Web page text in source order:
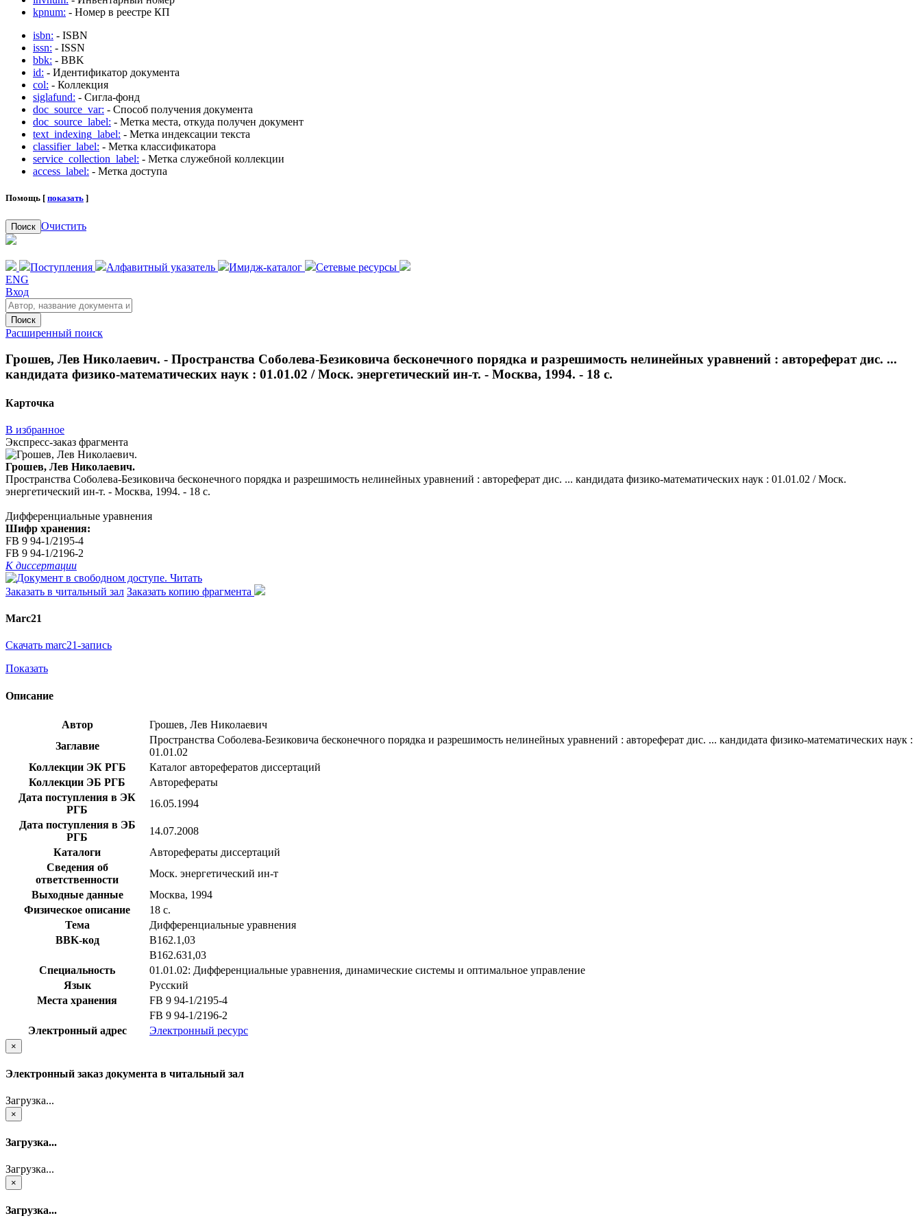
kpnum: - Номер в реестре КП
isbn: - ISBN
issn: - ISSN
bbk: - BBK
id: - Идентификатор документа
col: - Коллекция
siglafund: - Сигла-фонд
doc_source_var: - Способ получения документа
doc_source_label: - Метка места, откуда получен документ
text_indexing_label: - Метка индексации текста
classifier_label: - Метка классификатора
service_collection_label: - Метка служебной коллекции
access_label: - Метка доступа
Помощь [ показать ]
Поиск Очистить
Поступления Алфавитный указатель Имидж-каталог
Сетевые ресурсы
ENG
Вход
Поиск
Расширенный поиск
Грошев, Лев Николаевич. - Пространства Соболева-Безиковича бесконечного порядка и разрешимость нелинейных уравнений : автореферат дис. ...
кандидата физико-математических наук : 01.01.02 / Моск. энергетический ин-т. - Москва, 1994. - 18 с.
Карточка
В избранное
Экспресс-заказ фрагмента
Грошев, Лев Николаевич.
Пространства Соболева-Безиковича бесконечного порядка и разрешимость нелинейных уравнений : автореферат дис. ... кандидата физико-математических наук : 01.01.02 / Моск.
энергетический ин-т. - Москва, 1994. - 18 с.
Дифференциальные уравнения
Шифр хранения:
FB 9 94-1/2195-4
FB 9 94-1/2196-2
К диссертации
Читать
Заказать в читальный зал Заказать копию фрагмента
Marc21
Скачать marc21-запись
Показать
Описание
Автор
Грошев, Лев Николаевич
Заглавие
Пространства Соболева-Безиковича бесконечного порядка и разрешимость нелинейных уравнений : автореферат дис. ... кандидата физико-математических наук :
01.01.02
Коллекции ЭК РГБ
Каталог авторефератов диссертаций
Коллекции ЭБ РГБ
Авторефераты
Дата поступления в ЭК
РГБ
16.05.1994
Дата поступления в ЭБ
РГБ
14.07.2008
Каталоги
Авторефераты диссертаций
Сведения об
ответственности
Моск. энергетический ин-т
Выходные данные
Москва, 1994
Физическое описание
18 с.
Тема
Дифференциальные уравнения
BBK-код
В162.1,03
В162.631,03
Специальность
01.01.02: Дифференциальные уравнения, динамические системы и оптимальное управление
Язык
Русский
Места хранения
FB 9 94-1/2195-4
FB 9 94-1/2196-2
Электронный адрес
Электронный ресурс
×
Электронный заказ документа в читальный зал
Загрузка...
×
Загрузка...
Загрузка...
×
Загрузка...